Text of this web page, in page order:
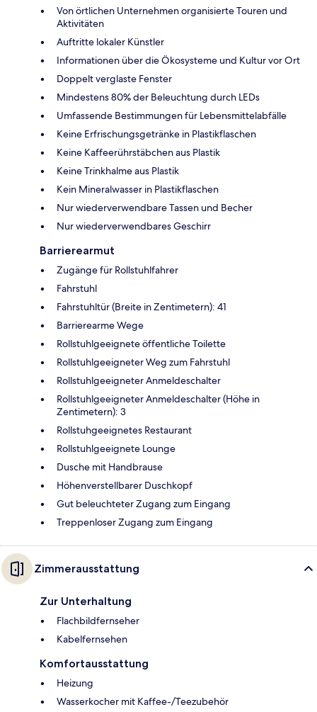
Von örtlichen Unternehmen organisierte Touren und
Aktivitäten
Auftritte lokaler Künstler
Informationen über die Ökosysteme und Kultur vor Ort
Doppelt verglaste Fenster
Mindestens 80% der Beleuchtung durch LEDs
Umfassende Bestimmungen für Lebensmittelabfälle
Keine Erfrischungsgetränke in Plastikflaschen
Keine Kaffeerührstäbchen aus Plastik
Keine Trinkhalme aus Plastik
Kein Mineralwasser in Plastikflaschen
Nur wiederverwendbare Tassen und Becher
Nur wiederverwendbares Geschirr
Barrierearmut
Zugänge für Rollstuhlfahrer
Fahrstuhl
Fahrstuhltür (Breite in Zentimetern): 41
Barrierearme Wege
Rollstuhlgeeignete öffentliche Toilette
Rollstuhlgeeigneter Weg zum Fahrstuhl
Rollstuhlgeeigneter Anmeldeschalter
Rollstuhlgeeigneter Anmeldeschalter (Höhe in
Zentimetern): 3
Rollstuhgeeignetes Restaurant
Rollstuhlgeeignete Lounge
Dusche mit Handbrause
Höhenverstellbarer Duschkopf
Gut beleuchteter Zugang zum Eingang
Treppenloser Zugang zum Eingang
Zimmerausstattung
Zur Unterhaltung
Flachbildfernseher
Kabelfernsehen
Komfortausstattung
Heizung
Wasserkocher mit Kaffee-/Teezubehör